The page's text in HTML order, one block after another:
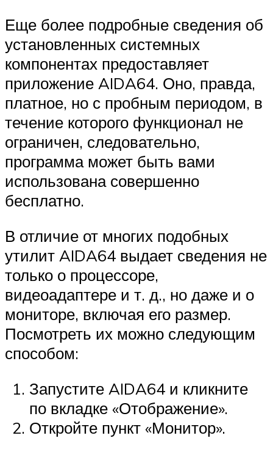
Еще более подробные сведения об
установленных системных
компонентах предоставляет
приложение AIDA64. Оно, правда,
платное, но с пробным периодом, в
течение которого функционал не
ограничен, следовательно,
программа может быть вами
использована совершенно
бесплатно.
В отличие от многих подобных
утилит AIDA64 выдает сведения не
только о процессоре,
видеоадаптере и т. д., но даже и о
мониторе, включая его размер.
Посмотреть их можно следующим
способом:
Запустите AIDA64 и кликните
по вкладке «Отображение».
Откройте пункт «Монитор».